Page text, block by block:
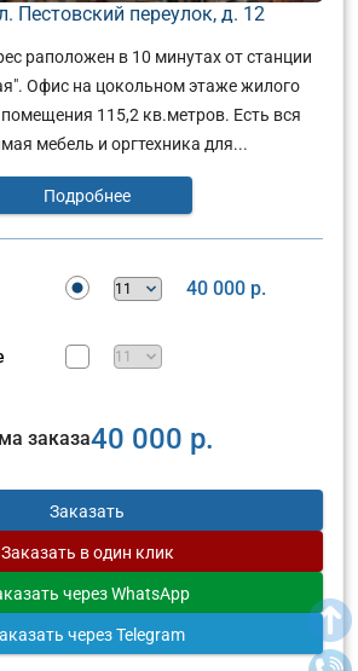
Пестовский переулок, д. 12
раположен в 10 минутах от станции
Офис на цокольном этаже жилого
115,2 кв.метров. Есть вся
мебель и оргтехника для...
Подробнее
40 000 р.
заказа40 000 р.
Заказать
Заказать в один клик
через WhatsApp
через Telegram